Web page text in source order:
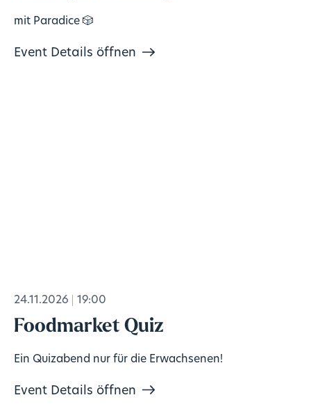
mit Paradice 🎲
Event Details öffnen
24.11.2026 19:00
Foodmarket Quiz
Ein Quizabend nur für die Erwachsenen!
Event Details öffnen